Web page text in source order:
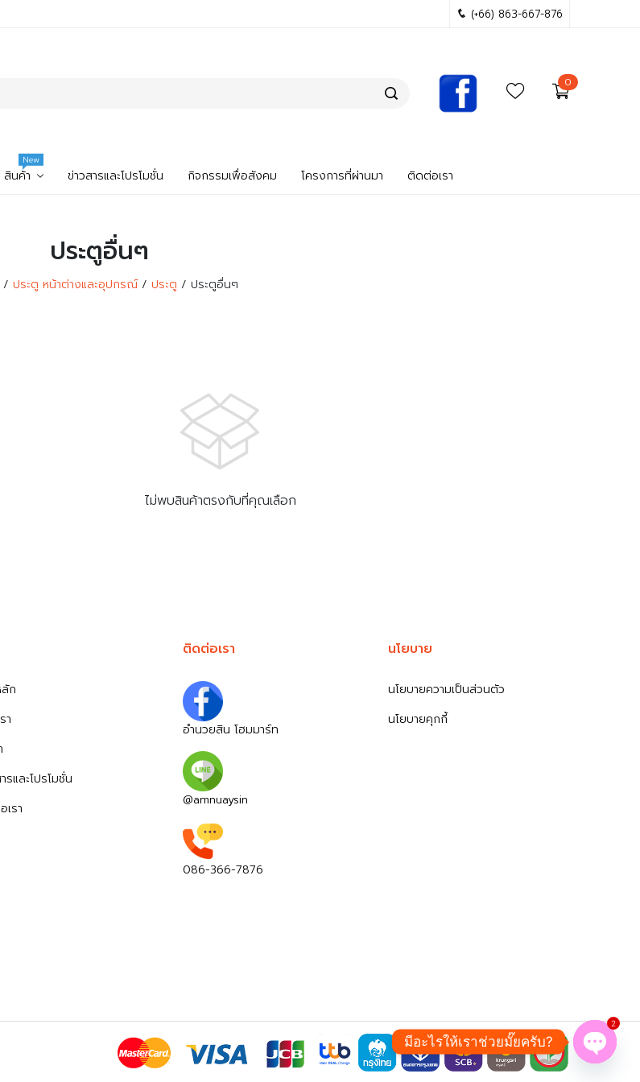
(+66) 863-667-876
0
สินค้า
New
ข่าวสารและโปรโมชั่น กิจกรรมเพื่อสังคม โครงการที่ผ่านมา ติดต่อเรา
ประตูอื่นๆ
ประตู หน้าต่างและอุปกรณ์ ประตู ประตูอื่นๆ
ไม่พบสินค้าตรงกับที่คุณเลือก
ก
า
รและโปรโมชั่น
รา
ติดต่อเรา
อำนวยสิน โฮมมาร์ท
@amnuaysin
086-366-7876
นโยบาย
นโยบายความเป็นส่วนตัว
นโยบายคุกกี้
มีอะไรให้เราช่วยมั๊ยครับ?
2